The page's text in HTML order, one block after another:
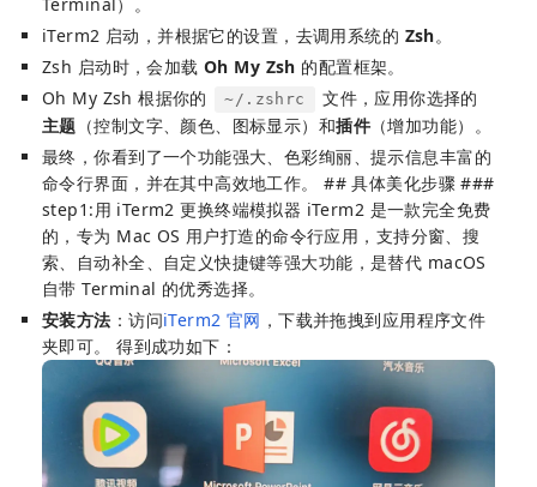
iTerm2 启动，并根据它的设置，去调用系统的 Zsh。
Zsh 启动时，会加载Oh My Zsh 的配置框架。
Oh My Zsh 根据你的
~/.zshrc
文件，应用你选择的
主题 （控制文字、颜色、图标显示）和插件 （增加功能）。
最终，你看到了一个功能强大、色彩绚丽、提示信息丰富的
命令行界面，并在其中高效地工作。 ## 具体美化步骤 ###
step1:用 iTerm2 更换终端模拟器 iTerm2 是一款完全免费
的，专为 Mac OS 用户打造的命令行应用，支持分窗、搜
索、自动补全、自定义快捷键等强大功能，是替代 macOS
自带 Terminal 的优秀选择。
安装方法 ：访问iTerm2 官网 ，下载并拖拽到应用程序文件
夹即可。 得到成功如下：